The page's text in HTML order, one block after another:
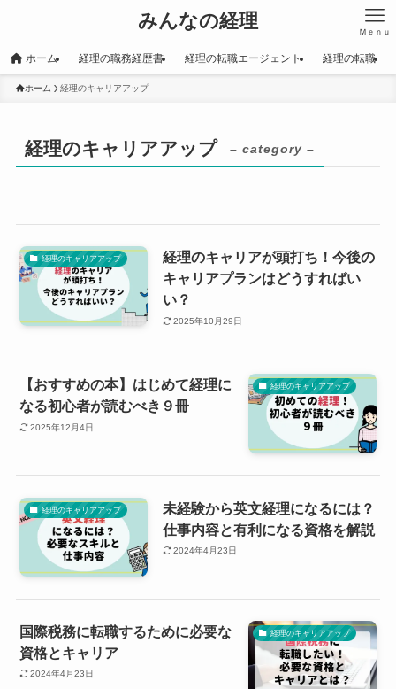
みんなの経理 Ｍｅｎｕ
ホーム 経理の職務経歴書 経理の転職エージェント 経理の転職
ホーム 経理のキャリアアップ
経理のキャリアアップ – category –
経理のキャリアアップ
経理のキャリアが頭打ち！今後の
キャリアプランはどうすればい
い？
2025年10月29日
経理のキャリアアップ
【おすすめの本】はじめて経理に
なる初心者が読むべき９冊
2025年12月4日
経理のキャリアアップ
未経験から英文経理になるには？
仕事内容と有利になる資格を解説
2024年4月23日
経理のキャリアアップ
国際税務に転職するために必要な
資格とキャリア
2024年4月23日